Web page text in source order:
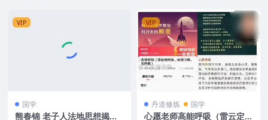
VIP
国学
熊春锦 老子人法地思想揭秘
VIP
丹道修炼 国学
心愿老师高能呼吸（雷云定呼